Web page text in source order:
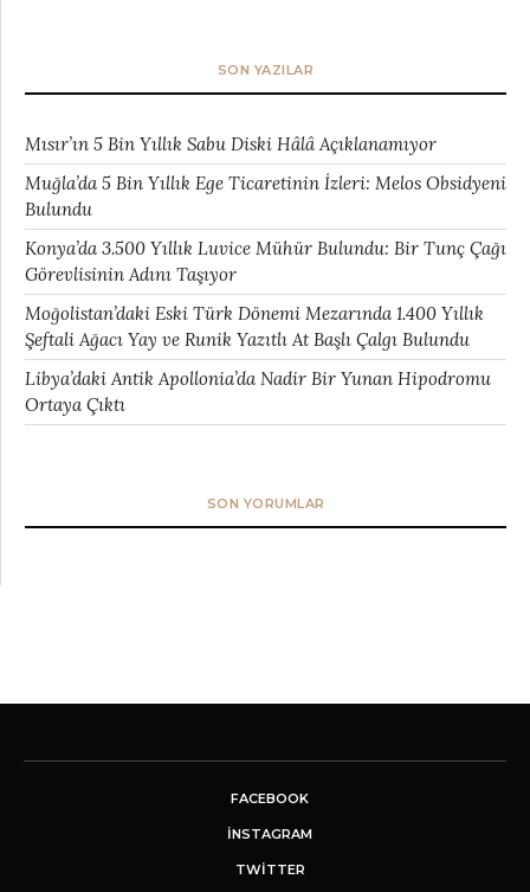
SON YAZILAR
Mısır’ın 5 Bin Yıllık Sabu Diski Hâlâ Açıklanamıyor
Muğla’da 5 Bin Yıllık Ege Ticaretinin İzleri: Melos Obsidyeni
Bulundu
Konya’da 3.500 Yıllık Luvice Mühür Bulundu: Bir Tunç Çağı
Görevlisinin Adını Taşıyor
Moğolistan’daki Eski Türk Dönemi Mezarında 1.400 Yıllık
Şeftali Ağacı Yay ve Runik Yazıtlı At Başlı Çalgı Bulundu
Libya’daki Antik Apollonia’da Nadir Bir Yunan Hipodromu
Ortaya Çıktı
SON YORUMLAR
FACEBOOK
INSTAGRAM
TWITTER